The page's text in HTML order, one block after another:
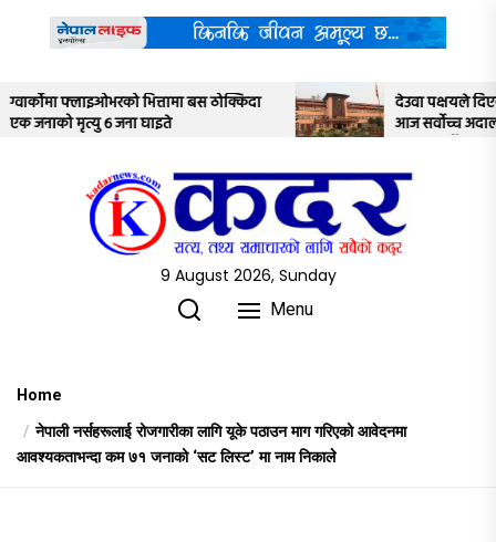
content
देउवा पक्षयले दिएकोे पुनरावलोकन निवेदनमाथि
आज सर्वोच्च अदालतका तीन न्यायाधीशले
9 August 2026, Sunday
Menu
Home
नेपाली नर्सहरूलाई रोजगारीका लागि यूके पठाउन माग गरिएको आवेदनमा
आवश्यकताभन्दा कम ७१ जनाको ‘सट लिस्ट’ मा नाम निकाले